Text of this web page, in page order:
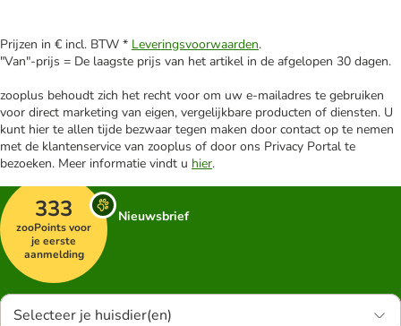
Prijzen in € incl. BTW * Leveringsvoorwaarden.
"Van"-prijs = De laagste prijs van het artikel in de afgelopen 30 dagen.
zooplus behoudt zich het recht voor om uw e-mailadres te gebruiken
voor direct marketing van eigen, vergelijkbare producten of diensten. U
kunt hier te allen tijde bezwaar tegen maken door contact op te nemen
met de klantenservice van zooplus of door ons Privacy Portal te
bezoeken. Meer informatie vindt u hier.
333
zooPoints voor
je eerste
aanmelding
Nieuwsbrief
Selecteer je huisdier(en)